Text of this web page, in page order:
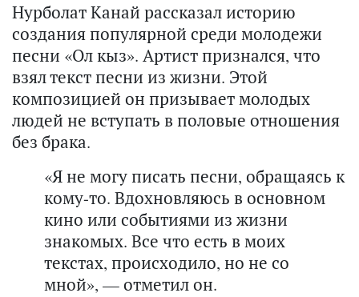
Нурболат Канай рассказал историю
создания популярной среди молодежи
песни «Ол кыз». Артист признался, что
взял текст песни из жизни. Этой
композицией он призывает молодых
людей не вступать в половые отношения
без брака.
«Я не могу писать песни, обращаясь к
кому-то. Вдохновляюсь в основном
кино или событиями из жизни
знакомых. Все что есть в моих
текстах, происходило, но не со
мной», — отметил он.